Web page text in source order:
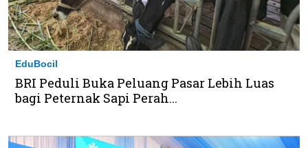
EduBocil
BRI Peduli Buka Peluang Pasar Lebih Luas
bagi Peternak Sapi Perah...